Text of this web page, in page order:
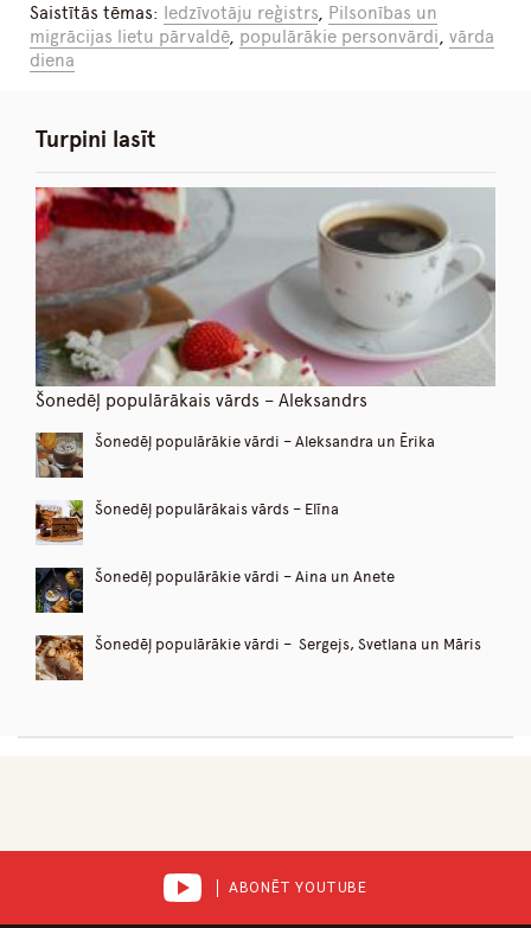
Saistītās tēmas:
Iedzīvotāju reģistrs, Pilsonības un
migrācijas lietu pārvaldē, populārākie personvārdi,vārda
diena
Turpini lasīt
Šonedēļ populārākais vārds – Aleksandrs
Šonedēļ populārākie vārdi – Aleksandra un Ērika
Šonedēļ populārākais vārds – Elīna
Šonedēļ populārākie vārdi – Aina un Anete
Šonedēļ populārākie vārdi – Sergejs, Svetlana un Māris
ABONĒT YOUTUBE